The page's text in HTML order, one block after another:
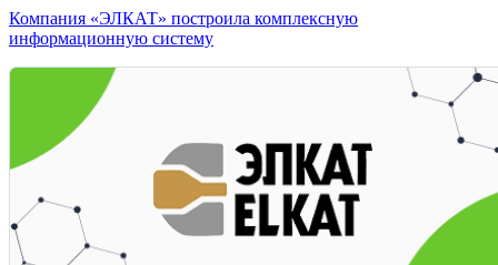
Компания «ЭЛКАТ» построила комплексную
информационную систему